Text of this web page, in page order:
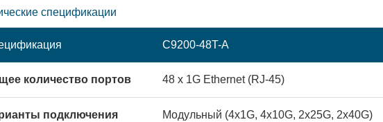
спецификации
C9200-48T-A
количество портов 48 x 1G Ethernet (RJ-45)
подключения Модульный (4x1G, 4x10G, 2x25G, 2x40G)